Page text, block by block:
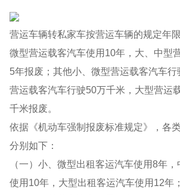
营运车辆转私家车按营运车辆的规定年
微型营运载客汽车使用10年，大、中型
5年报废；其他小、微型营运载客汽车
营运载客汽车行驶50万千米，大型营运
千米报废。
依据《机动车强制报废标准规定》，各
分别如下：
（一）小、微型出租客运汽车使用8年
使用10年，大型出租客运汽车使用12年；